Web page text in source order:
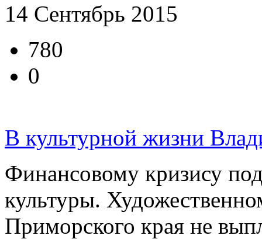
14 Сентябрь 2015
780
0
В культурной жизни
Финансовому кризису
культуры.
Приморского края не